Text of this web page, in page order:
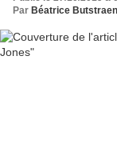
Par Béatrice